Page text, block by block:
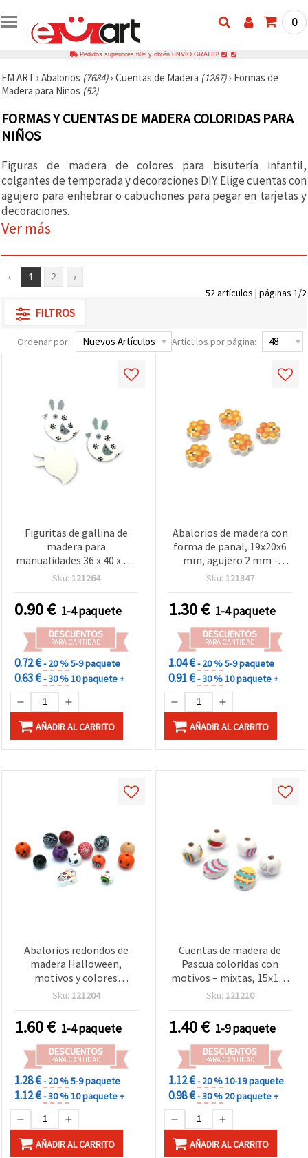
0
Pedidos superiores 60€ y obtén ENVÍO GRATIS!
EM ART › Abalorios (7684)› Cuentas de Madera (1287)› Formas de
Madera para Niños (52)
FORMAS Y CUENTAS DE MADERA COLORIDAS PARA
NIÑOS
Figuras de madera de colores para bisutería infantil,
colgantes de temporada y decoraciones DIY. Elige cuentas con
agujero para enhebrar o cabuchones para pegar en tarjetas y
decoraciones.
Ver más
‹ 1 2 ›
52 artículos | páginas 1/2
FILTROS
Ordenar por: Artículos por página:
Figuritas de gallina de
madera para
manualidades 36 x 40 x 1,5
mm - 10 piezas
Sku: 121264
0.90€ 1-4 paquete
DESCUENTOS
PARA CANTIDAD
0.72 €- 20 %5-9 paquete
0.63 €- 30 %10 paquete +
AÑADIR AL CARRITO
Abalorios de madera con
forma de panal, 19x20x6
mm, agujero 2 mm -
madera natural, 10 uds
Sku: 121347
1.30€ 1-4 paquete
DESCUENTOS
PARA CANTIDAD
1.04 €- 20 %5-9 paquete
0.91 €- 30 %10 paquete +
AÑADIR AL CARRITO
Abalorios redondos de
madera Halloween,
motivos y colores
surtidos (calabaza,
terroríficas), 15~18 x
16~25 mm, agujero 4 mm
– 10 uds
Sku: 121204
1.60€ 1-4 paquete
DESCUENTOS
PARA CANTIDAD
1.28 €- 20 %5-9 paquete
1.12 €- 30 %10 paquete +
AÑADIR AL CARRITO
Cuentas de madera de
Pascua coloridas con
motivos – mixtas, 15x16–
20 mm, agujero 2–4 mm,
bisutería, decoración y
manualidades, pulseras,
collares, macramé y
scrapbooking
Sku: 121210
1.40€ 1-9 paquete
DESCUENTOS
PARA CANTIDAD
1.12 €- 20 %10-19 paquete
0.98 €- 30 % 20 paquete +
AÑADIR AL CARRITO